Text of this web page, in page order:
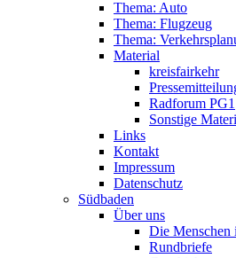
Thema: Auto
Thema: Flugzeug
Thema:
Material
kreisfairkehr
Radforum PG1
Sonstige
Links
Kontakt
Impressum
Datenschutz
Südbaden
Über uns
Die Menschen
Rundbriefe